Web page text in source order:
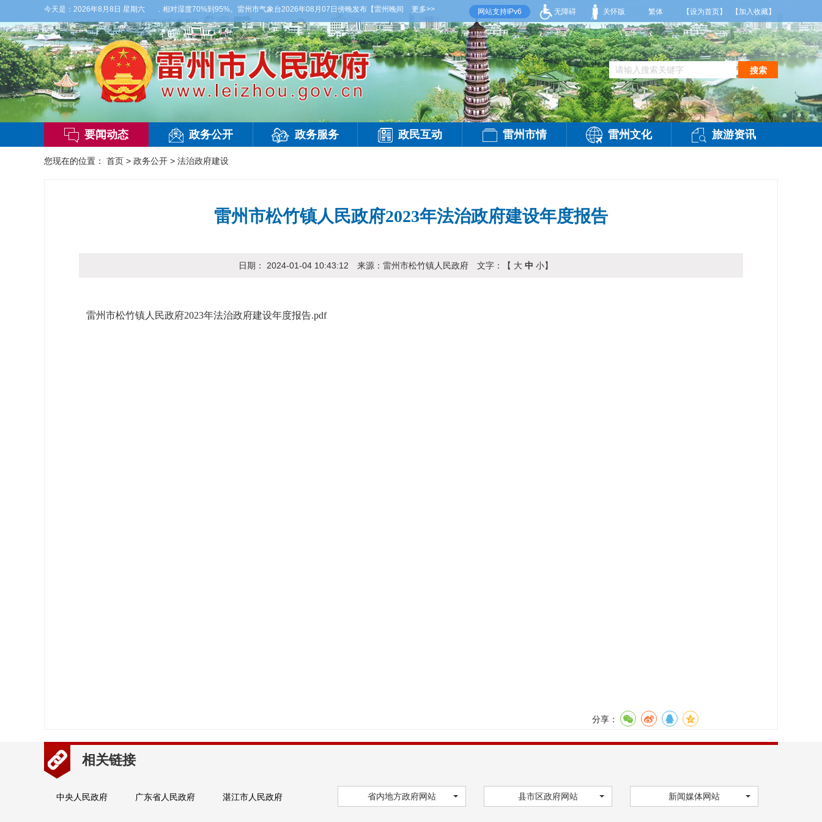
今天是： 2026年8月8日 星期六
局部有雷阵雨，偏西风2-3级，气温26到35度，相对湿度70%到95%。雷州市气象台2026年08月07日傍晚发布【雷州晚间天气】今晚到明天白天，多云，局部有雷阵雨，偏西风2-3级，气温26到35度，相对湿度70%到95%。雷州市气象台2026年08月
更多>> 网站支持IPv6 无障碍 关怀版 繁体 【设为首页】 【加入收藏】
搜索
要闻动态 政务公开 政务服务 政民互动 雷州市情 雷州文化 旅游资讯
您现在的位置： 首页 > 政务公开 > 法治政府建设
雷州市松竹镇人民政府2023年法治政府建设年度报告
日期： 2024-01-04 10:43:12 来源： 雷州市松竹镇人民政府 文字：【 大 中 小】
雷州市松竹镇人民政府2023年法治政府建设年度报告.pdf
分享：
相关链接
中央人民政府 广东省人民政府 湛江市人民政府 省内地方政府网站 县市区政府网站 新闻媒体网站